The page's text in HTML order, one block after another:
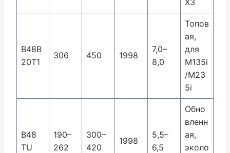
B48B
20T1
306 450 1998
7,0–
8,0
Топов
ая,
для
M135i
/M23
5i
B48
TU
190–
262
300–
420
1998
5,5–
6,5
Обно
вленн
ая,
эколо